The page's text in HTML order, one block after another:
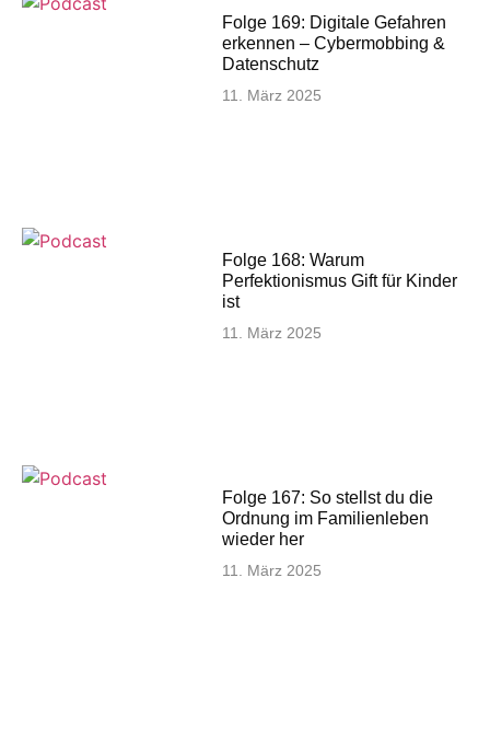
Folge 169: Digitale Gefahren
erkennen – Cybermobbing &
Datenschutz
11. März 2025
Folge 168: Warum
Perfektionismus Gift für Kinder
ist
11. März 2025
Folge 167: So stellst du die
Ordnung im Familienleben
wieder her
11. März 2025